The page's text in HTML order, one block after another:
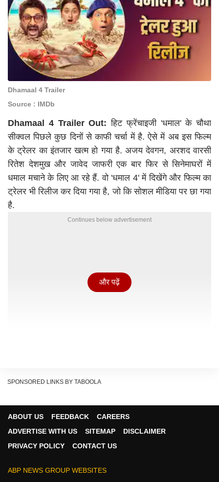
Dhamaal 4 Trailer
Source : IMDb
Dhamaal 4 Trailer Out: हिट फ्रेंचाइजी 'धमाल' के चौथा
सीक्वल पिछले कुछ दिनों से काफी चर्चा में है. ऐसे में अब इस फिल्म
के ट्रेलर का इंतजार खत्म हो गया है. अजय देवगन, अरशद वारसी
रितेश देशमुख और जावेद जाफरी एक बार फिर से सिनेमाघरों में
धमाल मचाने के लिए आ रहे हैं. वो 'धमाल 4' में दिखेंगे और फिल्म का
ट्रेलर भी रिलीज कर दिया गया है, जो कि सोशल मीडिया पर छा गया
है.
Continues below advertisement
कॉमेडी ओवरलोड हुई है, जिसमें जबरदस्त कहानी देखने के लिए
और पढ़ें
SPONSORED LINKS BY TABOOLA
ABOUT US FEEDBACK
CAREERS
ADVERTISE WITH US
SITEMAP
DISCLAIMER
PRIVACY POLICY
CONTACT US
ABP NEWS GROUP WEBSITES